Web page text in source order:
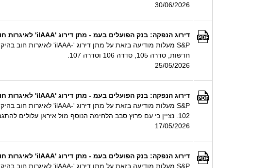
30/06/2026
דירוג הנפקה: בנק הפועלים בעמ - מתן דירוג 'ilAAA' לאיגרות חוב בהיקף של עד 3 מיליארד ₪ ע.נ
חדשות, סדרה 105, סדרה 106 וסדרה 107.
25/05/2026
דירוג הנפקה: בנק הפועלים בעמ - מתן דירוג 'ilAAA' לאיגרות חוב בהיקף של עד 500 מיליון ₪ ע.נ.
102. נציין כי עם פרוץ סבב הלחימה הנוסף מול איראן עלולים להתגבר הסיכונים הביטחוניים והגיאופוליטי
17/05/2026
דירוג הנפקה: בנק הפועלים בעמ - מתן דירוג 'ilAAA' לאיגרות חוב בהיקף של עד 480 מיליון ₪ ע.נ.